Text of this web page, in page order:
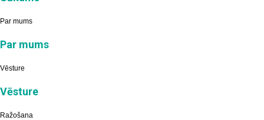
Par mums
Par mums
Vēsture
Vēsture
Ražošana